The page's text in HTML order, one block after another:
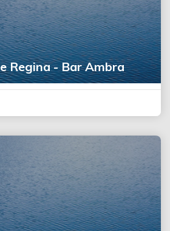
Regina - Bar Ambra